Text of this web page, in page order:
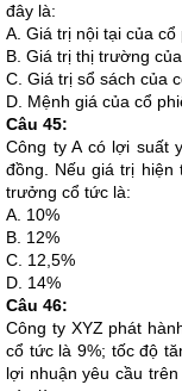
đây là:
A. Giá trị nội tại của cổ
B. Giá trị thị trường
C. Giá trị sổ sách của
D. Mệnh giá của cổ
Câu 45:
Công ty A có lợi suất
đồng. Nếu giá trị hiện
trưởng cổ tức là:
A. 10%
B. 12%
C. 12,5%
D. 14%
Câu 46:
Công ty XYZ phát
cổ tức là 9%; tốc độ
lợi nhuận yêu cầu